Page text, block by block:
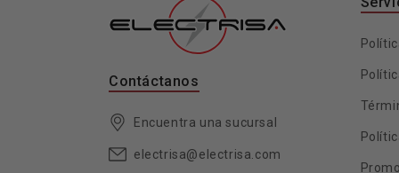
Contáctanos
Encuentra una sucursal
electrisa@electrisa.com